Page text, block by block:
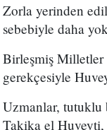
Zorla yerinden
sebebiyle daha
Birleşmiş Milletler
gerekçesiyle
Uzmanlar, tutuklu
Takika el